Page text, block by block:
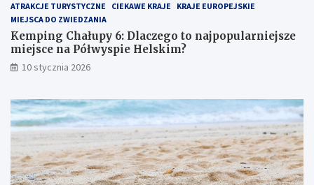
e
g
o
t
o
n
j
p
o
p
u
l
a
y
k
l
e
j
n
t
p
r
z
y
g
r
ATRAKCJE TURYSTYCZNE CIEKAWE KRAJE
KRAJE EUROPEJSKIE
MIEJSCA DO ZWIEDZANIA
Kemping Chałupy 6: Dlaczego to najpopularniejsze
miejsce na Półwyspie Helskim?
10 stycznia 2026